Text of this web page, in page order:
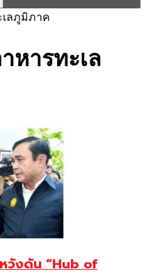
ลภูมิภาค
หารทะเล
วังดัน “Hub of